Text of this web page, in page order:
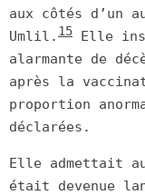
aux côtés d’un
Umlil. 15 Elle
alarmante de
après la
proportion
déclarées.
Elle admettait
était devenue